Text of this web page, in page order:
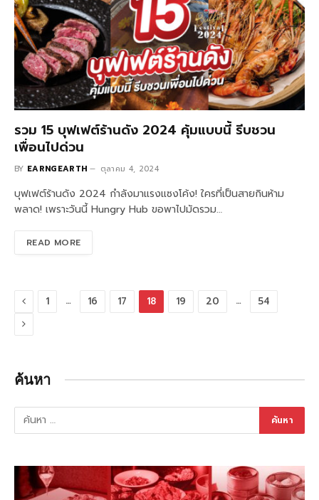
รวม 15 บุฟเฟต์ร้านดัง 2024 คุ้มแบบนี้ รีบชวน
เพื่อนไปด่วน
BY EARNGEARTH ตุลาคม 4, 2024
บุฟเฟต์ร้านดัง 2024 กำลังมาแรงแซงโค้ง! ใครที่เป็นสายกินห้าม
พลาด! เพราะวันนี้ Hungry Hub ขอพาไปมัดรวม…
READ MORE
Previous
1 … 16 17 18 19 20 … 54
Next
ค้นหา